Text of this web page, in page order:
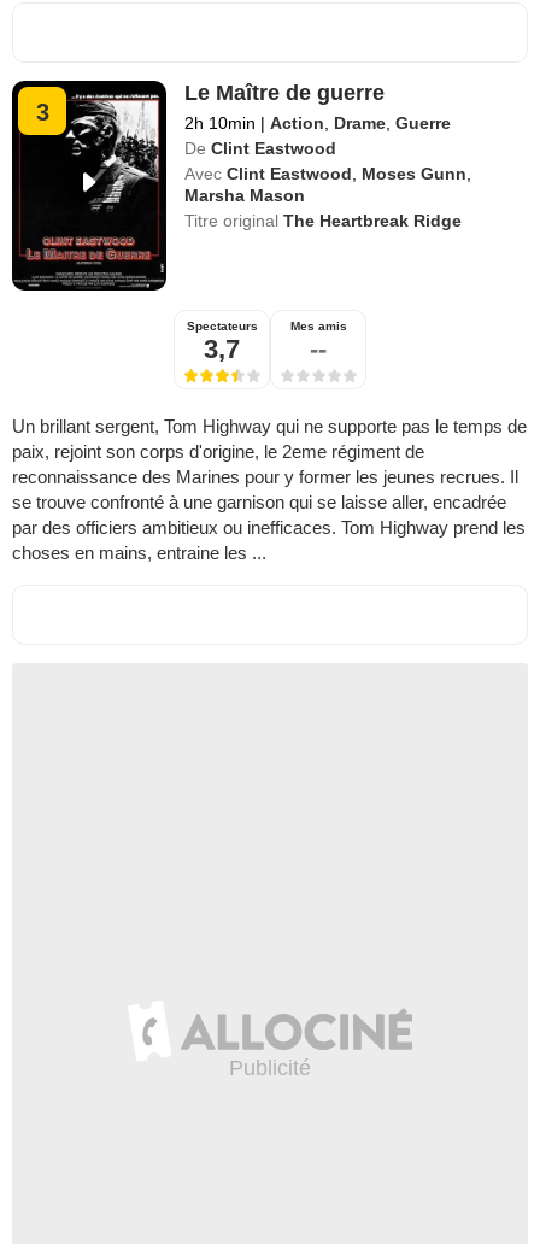
3
Le Maître de guerre
2h 10min | Action Drame ,Guerre
De Clint Eastwood
Avec Clint Eastwood Moses Gunn
Marsha Mason
Titre originalThe Heartbreak Ridge
Spectateurs
3,7
Mes amis
--
Un brillant sergent, Tom Highway qui ne supporte pas le temps de
paix, rejoint son corps d'origine, le 2eme régiment de
reconnaissance des Marines pour y former les jeunes recrues. Il
se trouve confronté à une garnison qui se laisse aller, encadrée
par des officiers ambitieux ou inefficaces. Tom Highway prend les
choses en mains, entraine les ...